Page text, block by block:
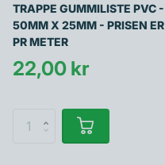
TRAPPE GUMMILISTE PVC -
50MM X 25MM - PRISEN ER
PR METER
22,00 kr